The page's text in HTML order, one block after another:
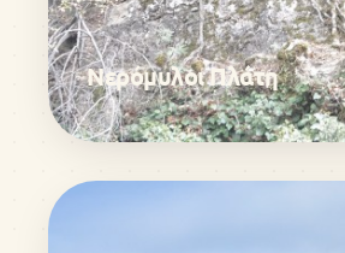
Νερόμυλοι Πλάτη